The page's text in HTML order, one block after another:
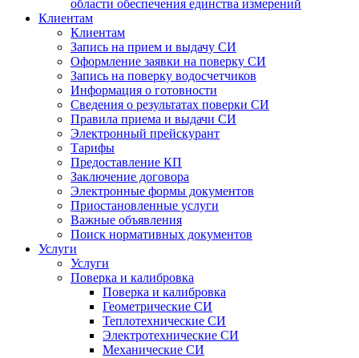
области обеспечения единства измерений
Клиентам
Клиентам
Запись на прием и выдачу СИ
Оформление заявки на поверку СИ
Запись на поверку водосчетчиков
Информация о готовности
Сведения о результатах поверки СИ
Правила приема и выдачи СИ
Электронный прейскурант
Тарифы
Предоставление КП
Заключение договора
Электронные формы документов
Приостановленные услуги
Важные объявления
Поиск нормативных документов
Услуги
Услуги
Поверка и калибровка
Поверка и калибровка
Геометрические СИ
Теплотехнические СИ
Электротехнические СИ
Механические СИ